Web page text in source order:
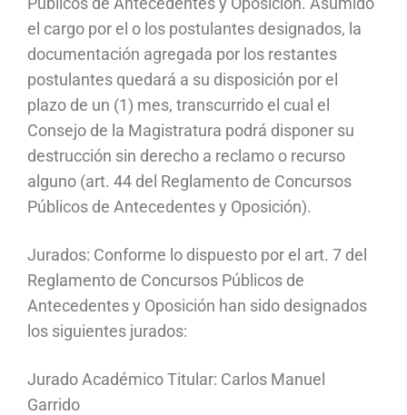
el cargo por el o los postulantes designados, la
documentación agregada por los restantes
postulantes quedará a su disposición por el
plazo de un (1) mes, transcurrido el cual el
Consejo de la Magistratura podrá disponer su
destrucción sin derecho a reclamo o recurso
alguno (art. 44 del Reglamento de Concursos
Públicos de Antecedentes y Oposición).
Jurados: Conforme lo dispuesto por el art. 7 del
Reglamento de Concursos Públicos de
Antecedentes y Oposición han sido designados
los siguientes jurados:
Jurado Académico Titular: Carlos Manuel
Garrido